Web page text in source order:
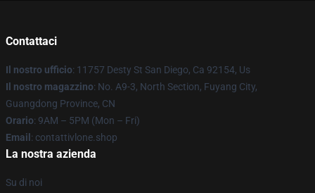
Contattaci
Il nostro ufficio: 11757 Desty St San Diego, Ca 92154, Us
Il nostro magazzino: No. A9-3, North Section, Fuyang City,
Guangdong Province, CN
Orario: 9AM – 5PM (Mon – Fri)
Email : contattivlone.shop
La nostra azienda
Su di noi